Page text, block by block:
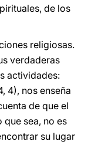
de los
religiosas.
verdaderas
actividades:
4), nos enseña
de que el
sea, no es
su lugar